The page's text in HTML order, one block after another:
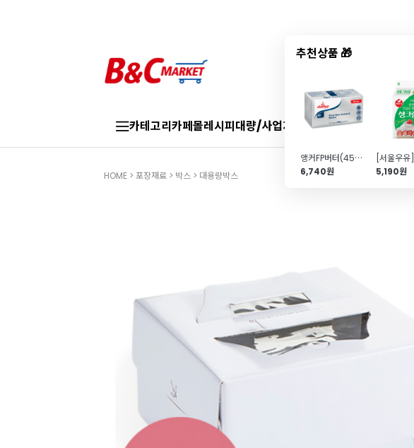
추천상품 🎁
앵커FP버터(454g)
6,740원
5,190원
카테고리카페몰레시피대량/사업자 브랜드샵신상품 TOP50
HOME > 포장재료 > 박스 > 대용량박스